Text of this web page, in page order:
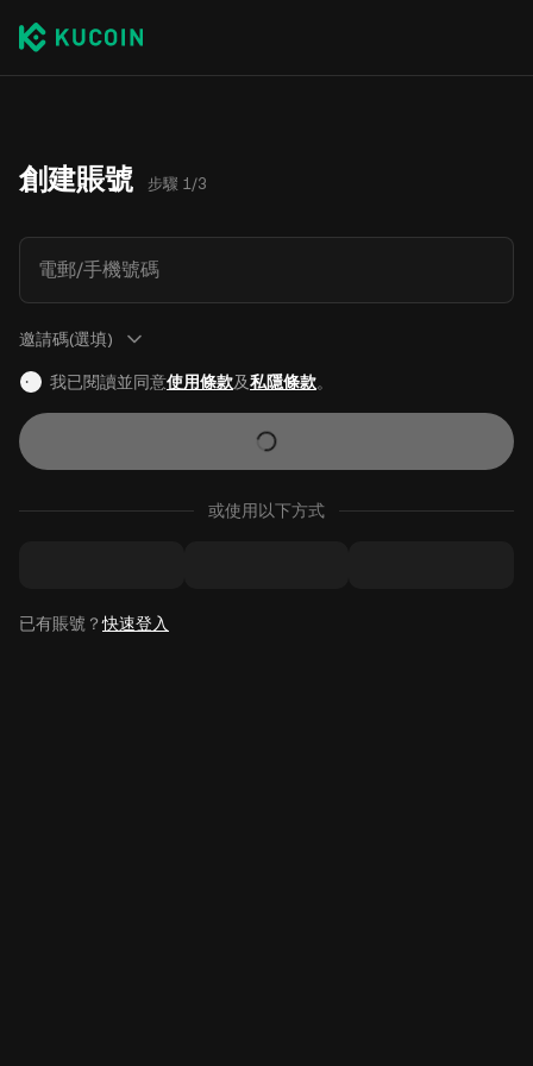
創建賬號 步驟 1/3
電郵/手機號碼
邀請碼(選填)
我已閱讀並同意使用條款及私隱條款。
或使用以下方式
已有賬號？快速登入